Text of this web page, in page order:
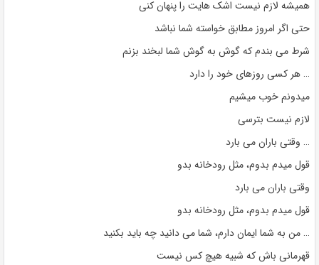
همیشه لازم نیست اشک هایت را پنهان کنی
حتی اگر امروز مطابق خواسته شما نباشد
شرط می بندم که گوش به گوش شما لبخند بزنم
… هر کسی روزهای خود را دارد
میدونم خوب میشیم
لازم نیست بترسی
… وقتی باران می بارد
قول میدم بدوم، مثل رودخانه بدو
وقتی باران می بارد
قول میدم بدوم، مثل رودخانه بدو
… من به شما ایمان دارم، شما می دانید چه باید بکنید
قهرمانی باش که شبیه هیچ کس نیست